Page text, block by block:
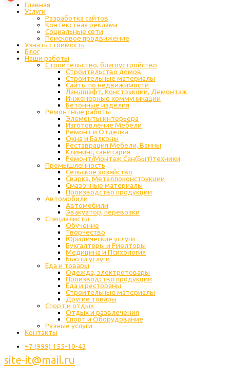
Главная
Услуги
Разработка сайтов
Контекстная реклама
Социальные сети
Поисковое продвижение
Узнать стоимость
Блог
Наши работы
Строительство, благоустройство
Строительство домов
Строительные материалы
Сайты по недвижимости
Ландшафт, Конструкции, Демонтаж
Инженерные коммуникации
Бетонные изделия
Ремонтные работы
Элементы интерьера
Изготовление Мебели
Ремонт и Отделка
Окна и Балконы
Реставрация Мебели, Ванны
Клининг, санитария
Ремонт/Монтаж Сан(Быт)техники
Промышленность
Cельское хозяйство
Сварка, Металлоконструкции
Cмазочные материалы
Производство продукции
Автомобили
Автомобили
Эвакуатор, перевозки
Специалисты
Обучение
Творчество
Юридические услуги
Бухгалтеры и Риелторы
Медицина и Психология
Бьюти услуги
Еда и товары
Одежда, электротовары
Производство продукции
Еда и рестораны
Строительные материалы
Другие товары
Спорт и отдых
Отдых и развлечения
Спорт и Оборудование
Разные услуги
Контакты
+7 (999) 155-10-43
site-it@mail.ru